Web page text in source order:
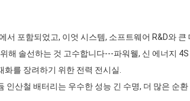
포함되었고, 이엇 시스템, 소프트웨어 R&D와
해 솔선하는 것 고수합니다---파워웰, 신 에너지
를 장려하기 위한 전력 전시실.
산철 배터리는 우수한 성능 긴 수명, 더 많은 순